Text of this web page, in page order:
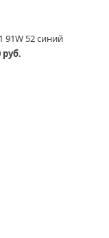
91W 52 синий
руб.